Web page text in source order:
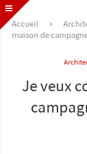
Accueil
maison de
Je veux